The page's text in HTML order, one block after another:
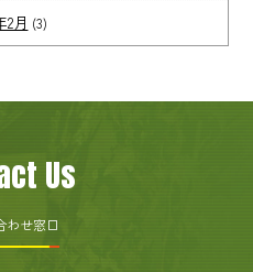
2月 (3)
Us
わせ窓口